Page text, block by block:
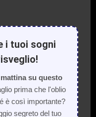
i tuoi sogni
su questo
prima che l'oblio
è così importante?
segreto del tuo